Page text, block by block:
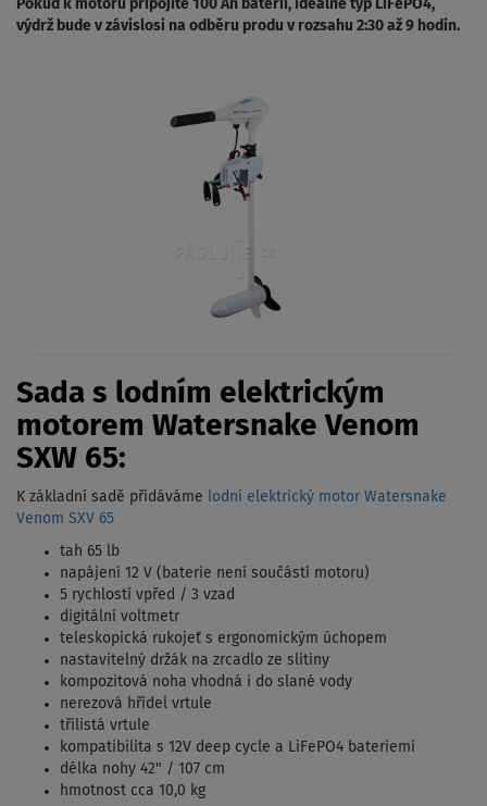
Pokud k motoru připojíte 100 Ah baterii, ideálně typ LiFePO4,
výdrž bude v závislosi na odběru produ v rozsahu 2:30 až 9 hodin.
Sada s lodním elektrickým
motorem Watersnake Venom
SXW 65:
K základní sadě přidáváme lodní elektrický motor Watersnake
Venom SXV 65
tah 65 lb
napájení 12 V (baterie není součástí motoru)
5 rychlostí vpřed / 3 vzad
digitální voltmetr
teleskopická rukojeť s ergonomickým úchopem
nastavitelný držák na zrcadlo ze slitiny
kompozitová noha vhodná i do slané vody
nerezová hřídel vrtule
třílistá vrtule
kompatibilita s 12V deep cycle a LiFePO4 bateriemi
délka nohy 42" / 107 cm
hmotnost cca 10,0 kg